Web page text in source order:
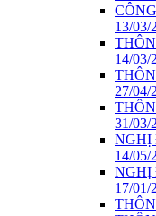
13/03/
14/03/
27/04/
31/03/
NGHỊ
14/05/
NGHỊ
17/01/